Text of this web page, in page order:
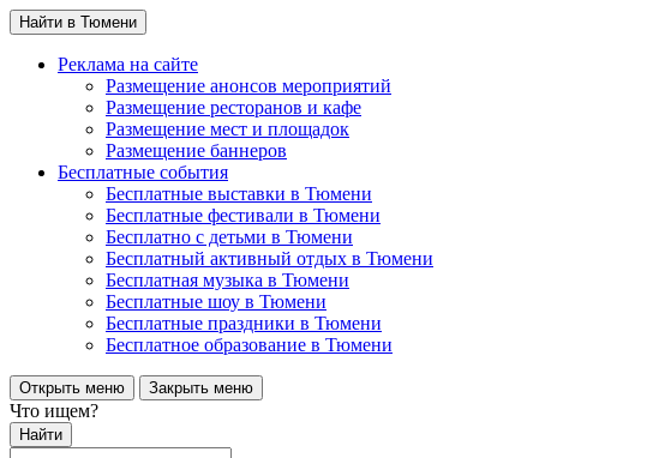
Найти в Тюмени
Реклама на сайте
Размещение анонсов мероприятий
Размещение ресторанов и кафе
Размещение мест и площадок
Размещение баннеров
Бесплатные события
Бесплатные выставки в Тюмени
Бесплатные фестивали в Тюмени
Бесплатно с детьми в Тюмени
Бесплатный активный отдых в Тюмени
Бесплатная музыка в Тюмени
Бесплатные шоу в Тюмени
Бесплатные праздники в Тюмени
Бесплатное образование в Тюмени
Открыть меню Закрыть меню
Что ищем?
Найти